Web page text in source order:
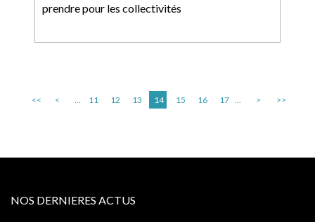
prendre pour les collectivités
<< < ... 11 12 13 14 15 16 17 ... > >>
NOS DERNIERES ACTUS